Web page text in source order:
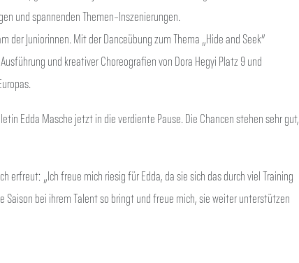
und spannenden Themen-Inszenierungen.
der Juniorinnen. Mit der Danceübung zum Thema „Hide and Seek“
und kreativer Choreografien von Dora Hegyi Platz 9 und
Edda Masche jetzt in die verdiente Pause. Die Chancen stehen sehr gut,
erfreut: „Ich freue mich riesig für Edda, da sie sich das durch viel Training
bei ihrem Talent so bringt und freue mich, sie weiter unterstützen